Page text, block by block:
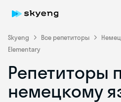
Skyeng Все репетиторы
Elementary
Репетиторы
немецкому